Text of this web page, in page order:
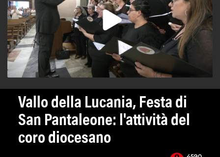
Vallo della Lucania, Festa di
San Pantaleone: l'attività del
coro diocesano